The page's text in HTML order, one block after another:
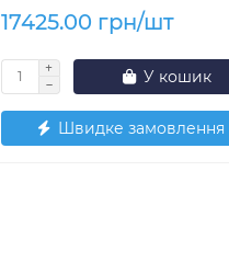
17425.00 грн/шт
У кошик
Швидке замовлення